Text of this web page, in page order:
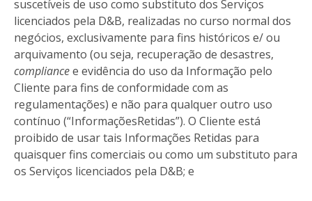
suscetíveis de uso como substituto dos Serviços
licenciados pela D&B, realizadas no curso normal dos
negócios, exclusivamente para fins históricos e/ ou
arquivamento (ou seja, recuperação de desastres,
compliancee evidência do uso da Informação pelo
Cliente para fins de conformidade com as
regulamentações) e não para qualquer outro uso
contínuo (“InformaçõesRetidas”). O Cliente está
proibido de usar tais Informações Retidas para
quaisquer fins comerciais ou como um substituto para
os Serviços licenciados pela D&B; e